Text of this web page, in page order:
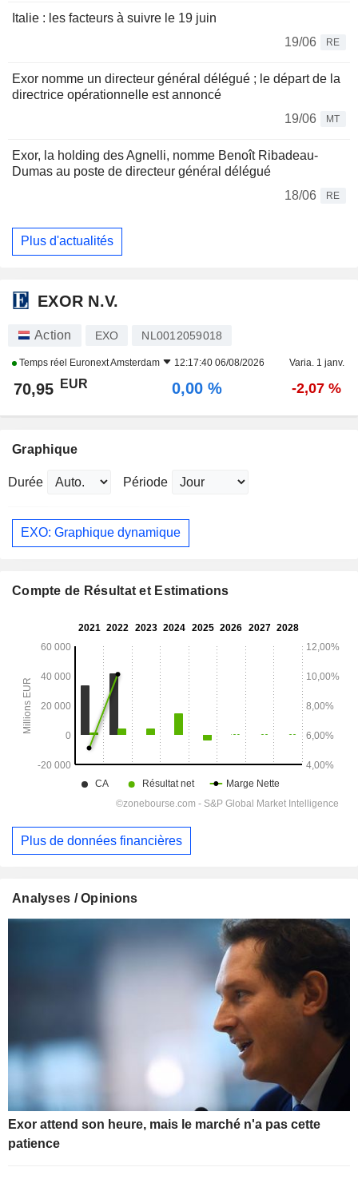
Italie : les facteurs à suivre le 19 juin
19/06
RE
Exor nomme un directeur général délégué ; le départ de la
directrice opérationnelle est annoncé
19/06
MT
Exor, la holding des Agnelli, nomme Benoît Ribadeau-
Dumas au poste de directeur général délégué
18/06
RE
Plus d'actualités
EXOR N.V.
Action EXO NL0012059018
Temps réel Euronext Amsterdam 12:17:40 06/08/2026 Varia. 1 janv.
70,95 EUR 0,00 % -2,07 %
Graphique
Durée Période
EXO: Graphique dynamique
Compte de Résultat et Estimations
Plus de données financières
Analyses / Opinions
Exor attend son heure, mais le marché n'a pas cette
patience